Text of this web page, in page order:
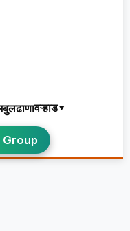
बुलढाणावऱ्हाड▾